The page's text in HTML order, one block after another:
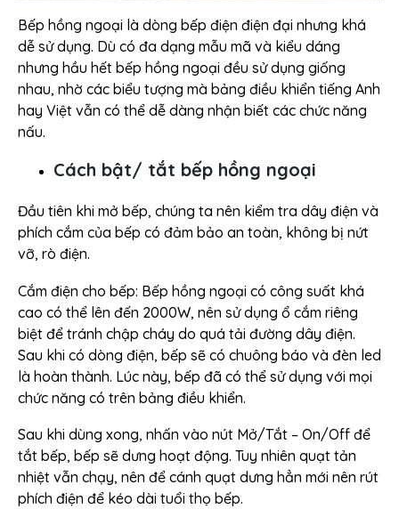
Bếp hồng ngoại là dòng bếp điện điện đại nhưng khá
dễ sử dụng. Dù có đa dạng mẫu mã và kiểu dáng
nhưng hầu hết bếp hồng ngoại đều sử dụng giống
nhau, nhờ các biểu tượng mà bảng điều khiển tiếng Anh
hay Việt vẫn có thể dễ dàng nhận biết các chức năng
nấu.
Cách bật/ tắt bếp hồng ngoại
Đầu tiên khi mở bếp, chúng ta nên kiểm tra dây điện và
phích cắm của bếp có đảm bảo an toàn, không bị nứt
vỡ, rò điện.
Cắm điện cho bếp: Bếp hồng ngoại có công suất khá
cao có thể lên đến 2000W, nên sử dụng ổ cắm riêng
biệt để tránh chập cháy do quá tải đường dây điện.
Sau khi có dòng điện, bếp sẽ có chuông báo và đèn led
là hoàn thành. Lúc này, bếp đã có thể sử dụng với mọi
chức năng có trên bảng điều khiển.
Sau khi dùng xong, nhấn vào nút Mở/Tắt – On/Off để
tắt bếp, bếp sẽ dưng hoạt động. Tuy nhiên quạt tản
nhiệt vẫn chạy, nên để cánh quạt dưng hẳn mới nên rút
phích điện để kéo dài tuổi thọ bếp.